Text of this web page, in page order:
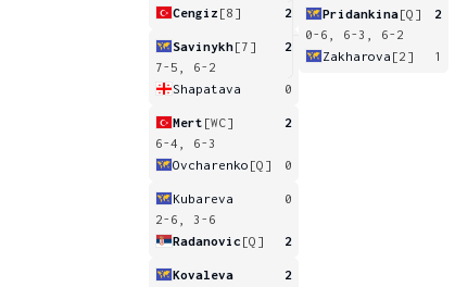
Cengiz [8] 2
Savinykh[7]
2
7-5, 6-2
Shapatava
0
Mert [WC]
2
6-4, 6-3
Ovcharenko [Q] 0
Kubareva
0
2-6, 3-6
Radanovic [Q] 2
Kovaleva
2
Pridankina[Q]
2
0-6, 6-3, 6-2
Zakharova [2] 1